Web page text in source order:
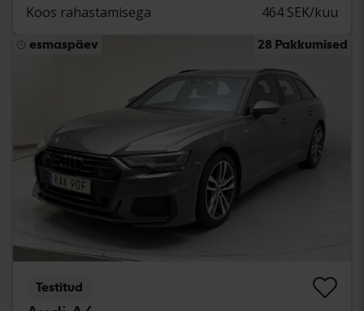
Koos rahastamisega 464 SEK/kuu
esmaspäev 28 Pakkumised
Testitud